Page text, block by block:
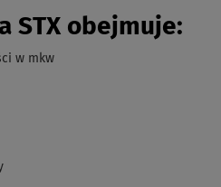
STX obejmuje:
w mkw